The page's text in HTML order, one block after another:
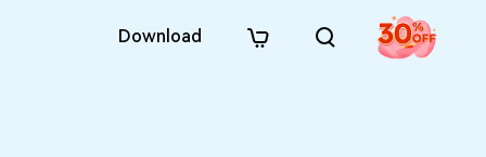
Download